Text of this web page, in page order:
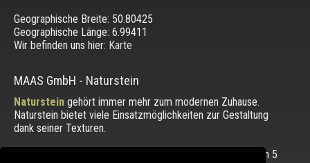
Geographische Breite: 50.80425
Geographische Länge: 6.99411
Wir befinden uns hier: Karte
MAAS GmbH - Naturstein
Natursteingehört immer mehr zum modernen Zuhause.
Naturstein bietet viele Einsatzmöglichkeiten zur Gestaltung
dank seiner Texturen.
Die Bewertung unserer Kunden mit einem Durchschnitt von 5